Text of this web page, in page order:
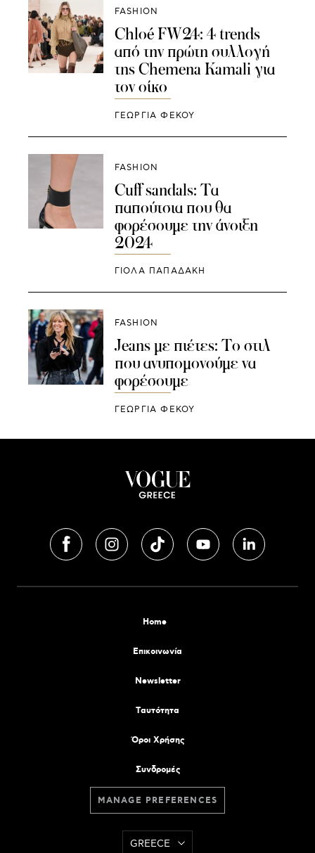
FASHION
Chloé FW24: 4 trends
από την πρώτη συλλογή
της Chemena Kamali για
τον οίκο
ΓΕΩΡΓΙΑ ΦΕΚΟΥ
FASHION
Cuff sandals: Tα
παπούτσια που θα
φορέσουμε την άνοιξη
2024
ΓΙΌΛΑ ΠΑΠΑΔΆΚΗ
FASHION
Jeans με πιέτες: Το στιλ
που ανυπομονούμε να
φορέσουμε
ΓΕΩΡΓΙΑ ΦΕΚΟΥ
Home
Επικοινωνία
Newsletter
Tαυτότητα
Όροι Χρήσης
Συνδρομές
MANAGE PREFERENCES
GREECE